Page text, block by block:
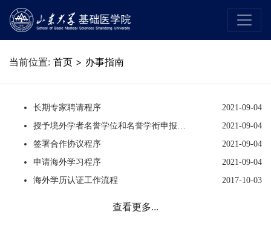
当前位置: 首页 > 办事指南
长期专家聘请程序
2021-09-04
2021-09-04
签署合作协议程序
2021-09-04
申请海外学习程序
2021-09-04
海外学历认证工作流程
2017-10-03
查看更多...